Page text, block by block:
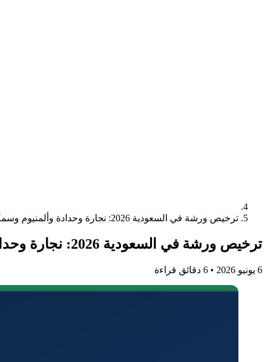
ترخيص ورشة في السعودية 2026: نجارة وحدادة وألمنيوم وسمكرة (الدليل الكامل)
ترخيص ورشة في السعودية 2026: نجارة وحدادة وألمنيوم وسمكرة (الدليل الكامل)
6 يونيو 2026 • 6 دقائق قراءة